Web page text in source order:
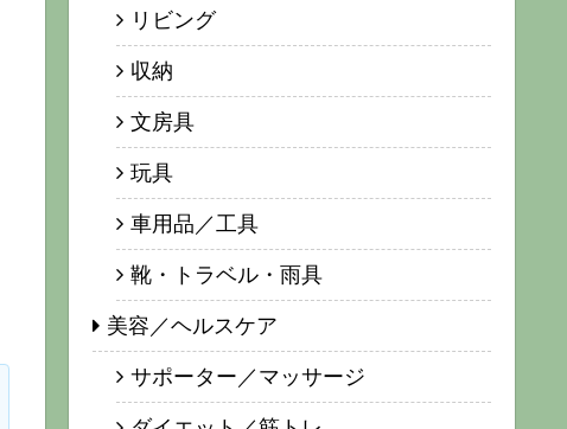
リビング
収納
文房具
玩具
車用品／工具
靴・トラベル・雨具
美容／ヘルスケア
サポーター／マッサージ